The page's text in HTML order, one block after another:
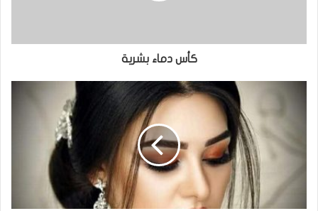
كأس دماء بشرية